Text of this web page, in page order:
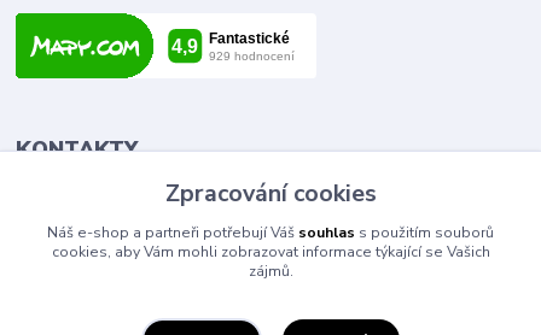
KONTAKTY
Tomáš Vlček
+420 702 090 443
volejte od 9,00 - 20,00 hod
info@elektromaterial.cz
Zpracování cookies
Náš e-shop a partneři potřebují Váš souhlas s použitím souborů
cookies, aby Vám mohli zobrazovat informace týkající se Vašich
zájmů.